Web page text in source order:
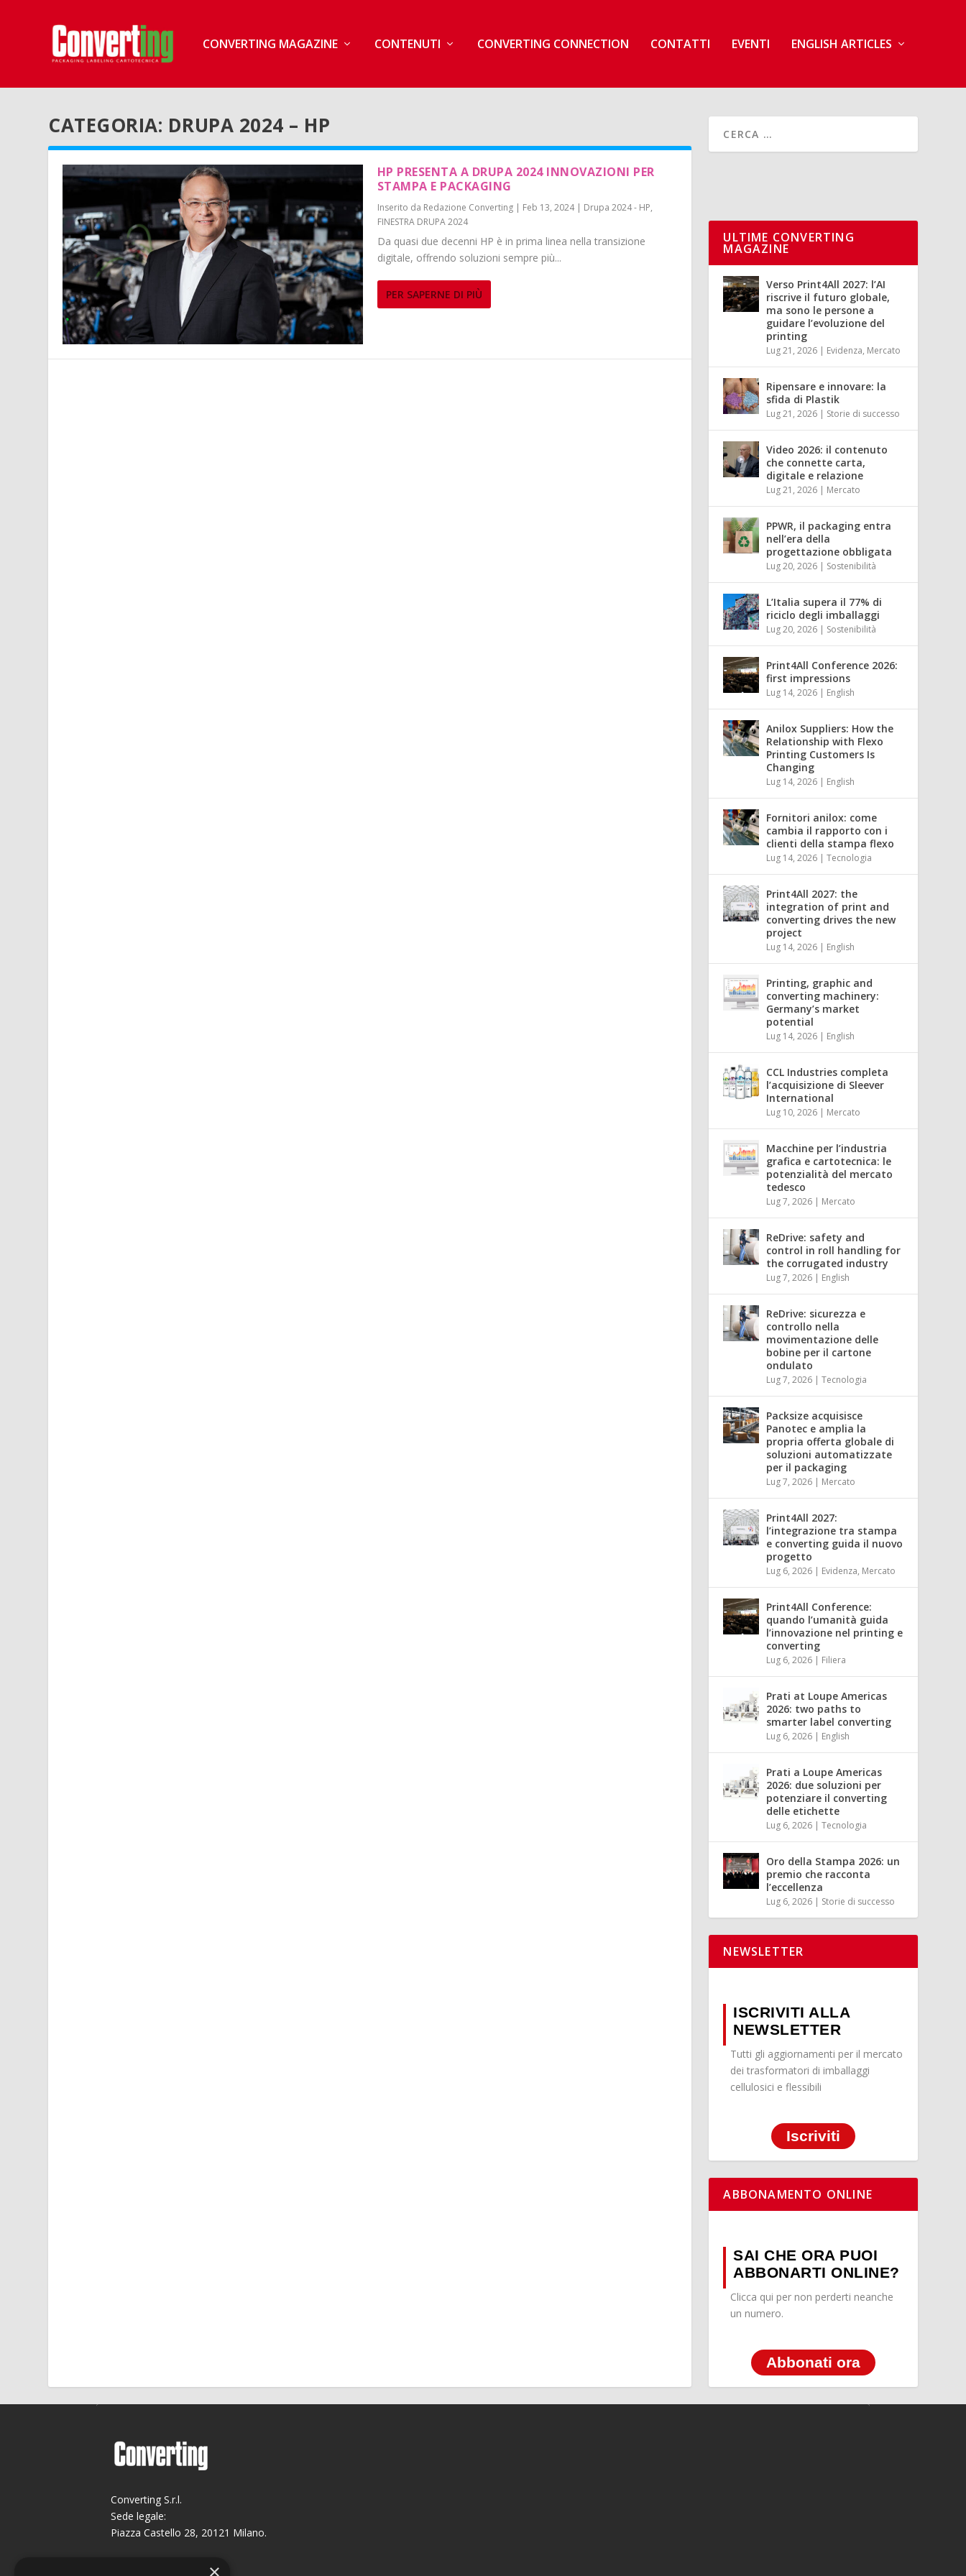
CONVERTING MAGAZINE CONTENUTI CONVERTING CONNECTION CONTATTI EVENTI ENGLISH ARTICLES
CATEGORIA: DRUPA 2024 – HP
HP PRESENTA A DRUPA 2024 INNOVAZIONI PER
STAMPA E PACKAGING
Inserito da Redazione Converting| Feb 13, 2024| Drupa 2024 - HP,
FINESTRA DRUPA 2024
Da quasi due decenni HP è in prima linea nella transizione
digitale, offrendo soluzioni sempre più...
PER SAPERNE DI PIÙ
ULTIME CONVERTING
MAGAZINE
Verso Print4All 2027: l’AI
riscrive il futuro globale,
ma sono le persone a
guidare l’evoluzione del
printing
Lug 21, 2026 | Evidenza, Mercato
Ripensare e innovare: la
sfida di Plastik
Lug 21, 2026 | Storie di successo
Video 2026: il contenuto
che connette carta,
digitale e relazione
Lug 21, 2026 | Mercato
PPWR, il packaging entra
nell’era della
progettazione obbligata
Lug 20, 2026 | Sostenibilità
L’Italia supera il 77% di
riciclo degli imballaggi
Lug 20, 2026 | Sostenibilità
Print4All Conference 2026:
first impressions
Lug 14, 2026 | English
Anilox Suppliers: How the
Relationship with Flexo
Printing Customers Is
Changing
Lug 14, 2026 | English
Fornitori anilox: come
cambia il rapporto con i
clienti della stampa flexo
Lug 14, 2026 |Tecnologia
Print4All 2027: the
integration of print and
converting drives the new
project
Lug 14, 2026 | English
Printing, graphic and
converting machinery:
Germany’s market
potential
Lug 14, 2026 | English
CCL Industries completa
l’acquisizione di Sleever
International
Lug 10, 2026 | Mercato
Macchine per l’industria
grafica e cartotecnica: le
potenzialità del mercato
tedesco
Lug 7, 2026 | Mercato
ReDrive: safety and
control in roll handling for
the corrugated industry
Lug 7, 2026 | English
ReDrive: sicurezza e
controllo nella
movimentazione delle
bobine per il cartone
ondulato
Lug 7, 2026 |Tecnologia
Packsize acquisisce
Panotec e amplia la
propria offerta globale di
soluzioni automatizzate
per il packaging
Lug 7, 2026 | Mercato
Print4All 2027:
l’integrazione tra stampa
e converting guida il nuovo
progetto
Lug 6, 2026 | Evidenza, Mercato
Print4All Conference:
quando l’umanità guida
l’innovazione nel printing e
converting
Lug 6, 2026 | Filiera
Prati at Loupe Americas
2026: two paths to
smarter label converting
Lug 6, 2026 | English
Prati a Loupe Americas
2026: due soluzioni per
potenziare il converting
delle etichette
Lug 6, 2026 |Tecnologia
Oro della Stampa 2026: un
premio che racconta
l’eccellenza
Lug 6, 2026 | Storie di successo
NEWSLETTER
ISCRIVITI ALLA
NEWSLETTER
Tutti gli aggiornamenti per il mercato
dei trasformatori di imballaggi
cellulosici e flessibili
Iscriviti
ABBONAMENTO ONLINE
SAI CHE ORA PUOI
ABBONARTI ONLINE?
Clicca qui per non perderti neanche
un numero.
Abbonati ora
Converting S.r.l.
Sede legale:
Piazza Castello 28, 20121 Milano.